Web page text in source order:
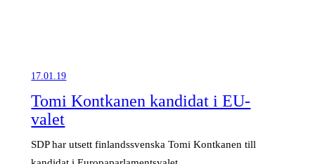
17.01.19
Tomi Kontkanen kandidat i EU-
valet
SDP har utsett finlandssvenska Tomi Kontkanen till